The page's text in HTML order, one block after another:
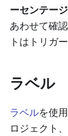
ーセンテージ
あわせて確
トはトリガ
ラベル
ラベルを使
ロジェクト